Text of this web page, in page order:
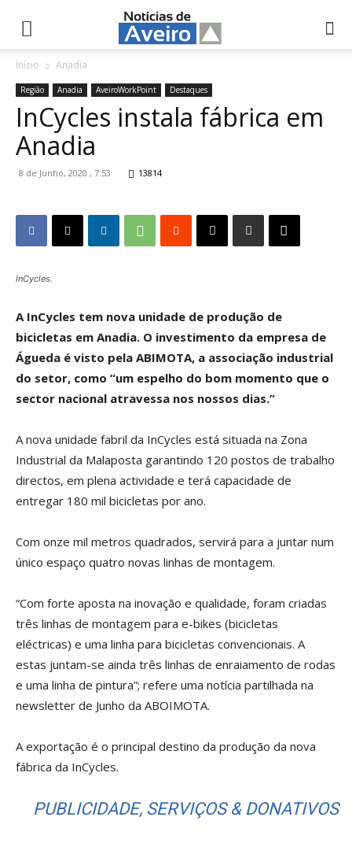
NotíciasdeAveiro.pt
Início Anadia
Região Anadia AveiroWorkPoint Destaques
InCycles instala fábrica em
Anadia
8 de Junho, 2020 , 7:53 13814
InCycles.
A InCycles tem nova unidade de produção de
bicicletas em Anadia. O investimento da empresa de
Águeda é visto pela ABIMOTA, a associação industrial
do setor, como “um espelho do bom momento que o
sector nacional atravessa nos nossos dias.”
A nova unidade fabril da InCycles está situada na Zona
Industrial da Malaposta garantindo 120 postos de trabalho
directos, em plena actividade e terá capacidade de
entregar 180 mil bicicletas por ano.
Com onze mil metros quadrados, servirá para a juntar num
único espaço quatro novas linhas de montagem.
“Com forte aposta na inovação e qualidade, foram criadas
três linhas de montagem para e-bikes (bicicletas
eléctricas) e uma linha para bicicletas convencionais. A
estas juntam-se ainda três linhas de enraiamento de rodas
e uma linha de pintura”; refere uma notícia partilhada na
newsletter de Junho da ABOIMOTA.
A exportação é o principal destino da produção da nova
fábrica da InCycles.
PUBLICIDADE, SERVIÇOS & DONATIVOS